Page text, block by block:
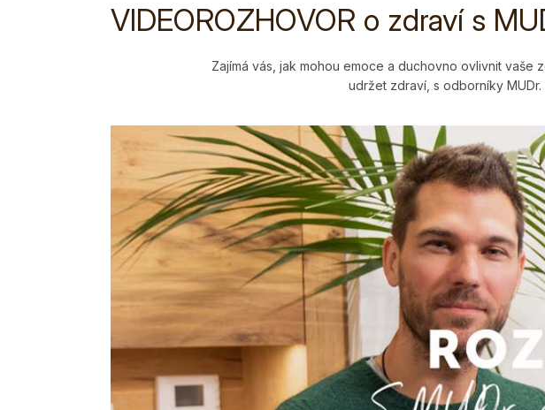
VIDEOROZHOVOR o zdraví s
Zajímá vás, jak mohou emoce a duchovno ovlivnit vaše
udržet zdraví, s odborníky